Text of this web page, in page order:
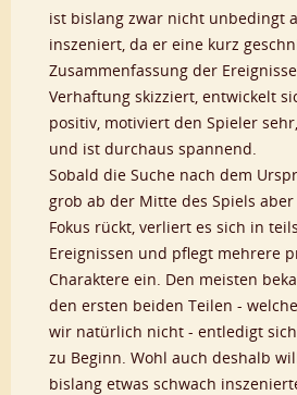
ist bislang zwar nicht unbedingt
inszeniert, da er eine kurz
Zusammenfassung der
Verhaftung skizziert, entwickelt
positiv, motiviert den Spieler
und ist durchaus spannend.
Sobald die Suche nach dem
grob ab der Mitte des Spiels
Fokus rückt, verliert es sich in
Ereignissen und pflegt mehrere
Charaktere ein. Den meisten
den ersten beiden Teilen -
wir natürlich nicht - entledigt
zu Beginn. Wohl auch deshalb
bislang etwas schwach